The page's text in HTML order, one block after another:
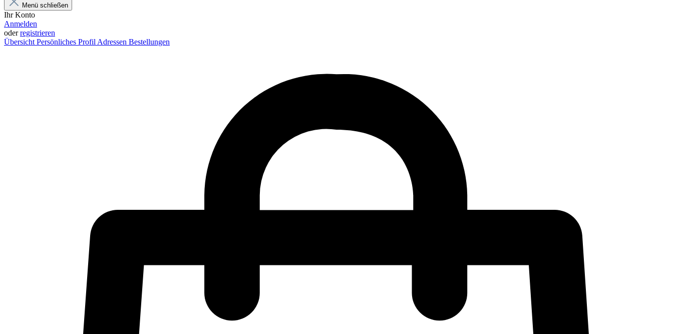
Menü schließen
Ihr Konto
Anmelden
oderregistrieren
Übersicht Persönliches Profil Adressen Bestellungen